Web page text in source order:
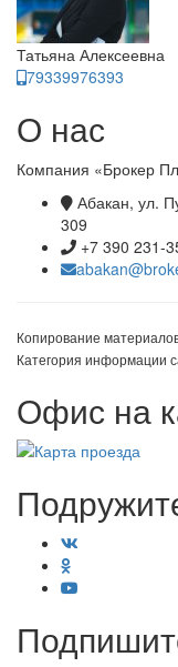
Татьяна Алексеевна
79339976393
О нас
Компания «Брокер
Абакан, ул.
309
+7 390 231-
Копирование
Категория информации
Офис на